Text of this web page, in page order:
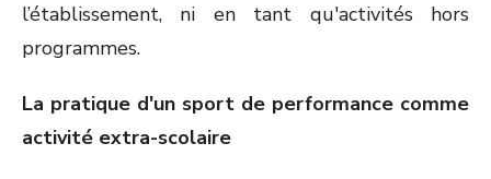
l’établissement, ni en tant qu'activités hors
programmes.
La pratique d'un sport de performance comme
activité extra-scolaire